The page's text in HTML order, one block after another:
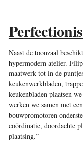
Naast de toonzaal
hypermodern atelier.
maatwerk tot in de
keukenwerkbladen,
keukenbladen plaatsen
werken we samen met
bouwpromotoren
coördinatie, doordachte
plaatsing.”